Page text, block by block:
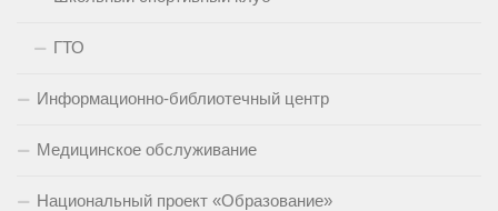
ГТО
Информационно-библиотечный центр
Медицинское обслуживание
Национальный проект «Образование»